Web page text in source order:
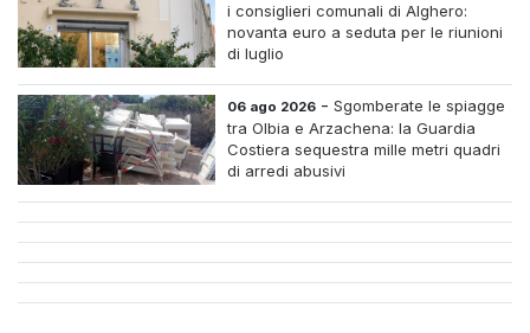
i consiglieri comunali di Alghero:
novanta euro a seduta per le riunioni
di luglio
06 ago 2026 -Sgomberate le spiagge
tra Olbia e Arzachena: la Guardia
Costiera sequestra mille metri quadri
di arredi abusivi